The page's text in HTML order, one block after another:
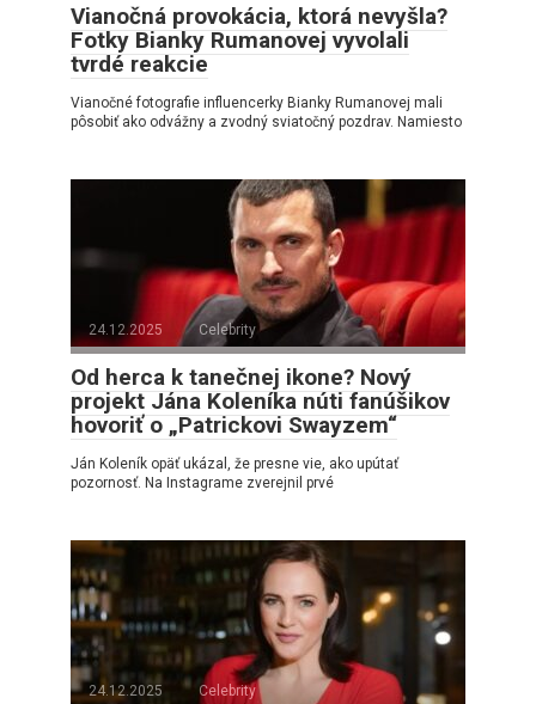
Vianočná provokácia, ktorá nevyšla?
Fotky Bianky Rumanovej vyvolali
tvrdé reakcie
Vianočné fotografie influencerky Bianky Rumanovej mali
pôsobiť ako odvážny a zvodný sviatočný pozdrav. Namiesto
24.12.2025 Celebrity
Od herca k tanečnej ikone? Nový
projekt Jána Koleníka núti fanúšikov
hovoriť o „Patrickovi Swayzem“
Ján Koleník opäť ukázal, že presne vie, ako upútať
pozornosť. Na Instagrame zverejnil prvé
24.12.2025 Celebrity